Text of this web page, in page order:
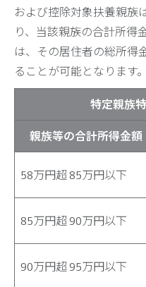
および控除対象扶養親族
り、当該親族の合計所得
は、その居住者の総所得
ることが可能となります。
特定親族
親族等の合計所得金額
58万円超 85万円以下
85万円超 90万円以下
90万円超 95万円以下